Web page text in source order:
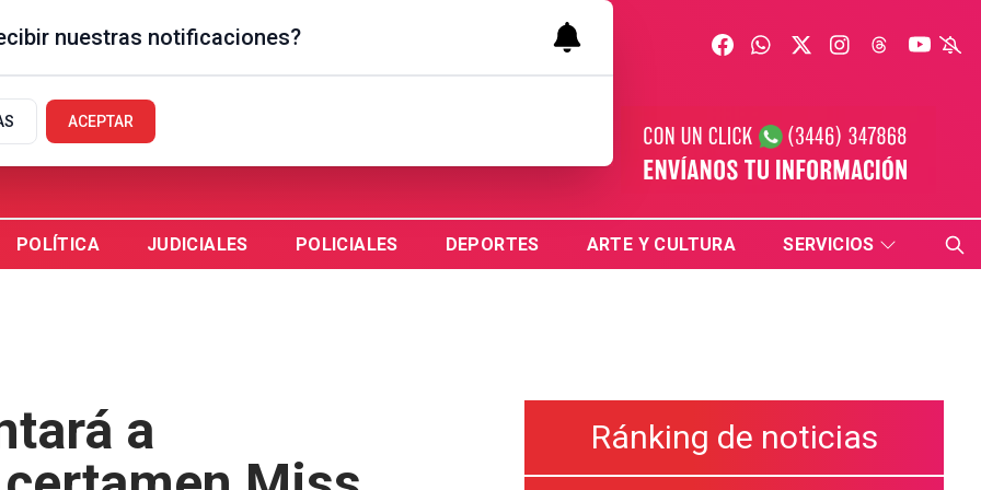
AR
POLÍTICA JUDICIALES POLICIALES DEPORTES ARTE Y CULTURA SERVICIOS
a
Ránking de noticias
nuestras notificaciones?
ACEPTAR